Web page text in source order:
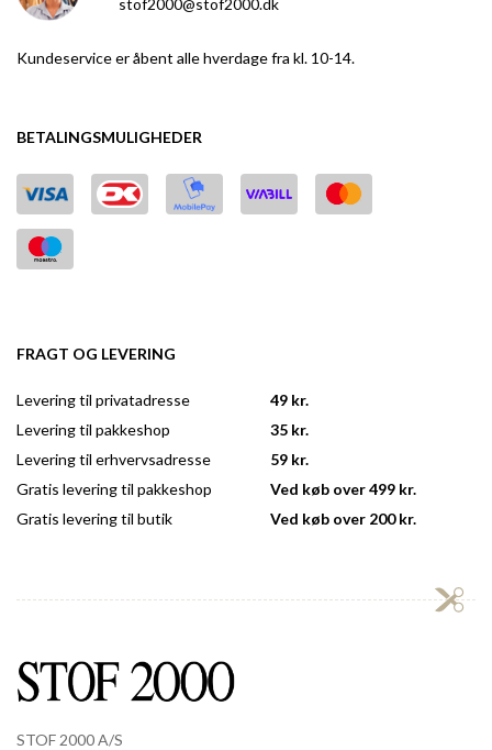
stof2000@stof2000.dk
Kundeservice er åbent alle hverdage fra kl. 10-14.
BETALINGSMULIGHEDER
FRAGT OG LEVERING
Levering til privatadresse
Levering til pakkeshop
Levering til erhvervsadresse
Gratis levering til pakkeshop
Gratis levering til butik
49 kr.
35 kr.
59 kr.
Ved køb over 499 kr.
Ved køb over 200 kr.
STOF 2000 A/S